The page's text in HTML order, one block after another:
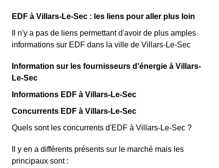
EDF à Villars-Le-Sec : les liens pour aller plus loin
Il n'y a pas de liens permettant d'avoir de plus amples
informations sur EDF dans la ville de Villars-Le-Sec
Information sur les fournisseurs d'énergie à Villars-
Le-Sec
Informations EDF à Villars-Le-Sec
Concurrents EDF à Villars-Le-Sec
Quels sont les concurrents d'EDF à Villars-Le-Sec ?
Il y en a différents présents sur le marché mais les
principaux sont :